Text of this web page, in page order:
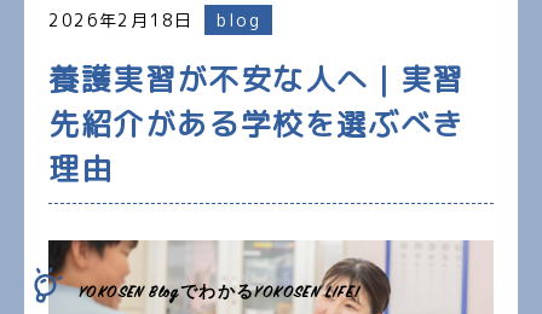
YOKOSEN BlogでわかるYOKOSEN LIFE!
2026年2月18日 blog
養護実習が不安な人へ｜実習
先紹介がある学校を選ぶべき
理由